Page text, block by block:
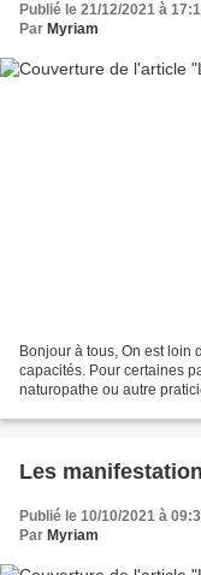
Publié le 21/12/2021 à
Par Myriam
Bonjour à tous, On est loin
capacités. Pour certaines
naturopathe ou autre
Les
Publié le 10/10/2021 à
Par Myriam